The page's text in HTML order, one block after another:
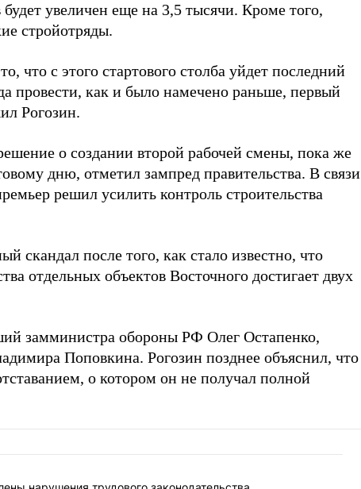
увеличен еще на 3,5 тысячи. Кроме того,
стройотряды.
что с этого стартового столба уйдет последний
провести, как и было намечено раньше, первый
Рогозин.
о создании второй рабочей смены, пока же
дню, отметил зампред правительства. В связи
решил усилить контроль строительства
скандал после того, как стало известно, что
отдельных объектов Восточного достигает двух
замминистра обороны РФ Олег Остапенко,
Поповкина. Рогозин позднее объяснил, что
о котором он не получал полной